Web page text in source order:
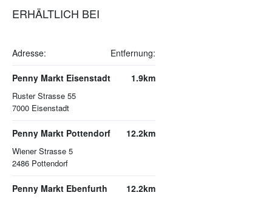
ERHÄLTLICH BEI
Adresse: Entfernung:
Penny Markt Eisenstadt
Ruster Strasse 55
7000 Eisenstadt
1.9km
Penny Markt Pottendorf
Wiener Strasse 5
2486 Pottendorf
12.2km
Penny Markt Ebenfurth 12.2km